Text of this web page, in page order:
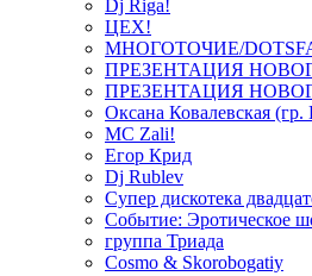
Dj Riga!
ЦЕХ!
МНОГОТОЧИЕ/
ПРЕЗЕНТАЦИЯ
ПРЕЗЕНТАЦИЯ
Оксана Ковалевская (гр.
MC Zali!
Егор Крид
Dj Rublev
Супер дискотека
Событие: Эротическое
группа Триада
Cosmo & Skorobogatiy